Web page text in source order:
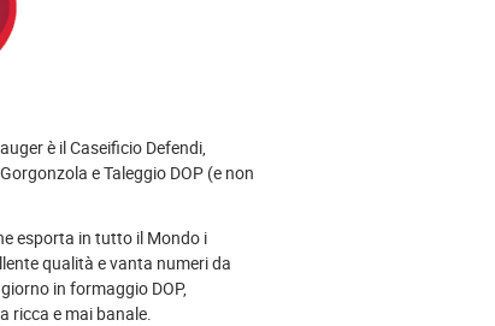
è il Caseificio Defendi,
e Taleggio DOP (e non
esporta in tutto il Mondo i
qualità e vanta numeri da
in formaggio DOP,
ricca e mai banale.